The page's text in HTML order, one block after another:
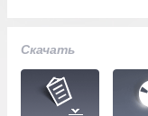
Скачать